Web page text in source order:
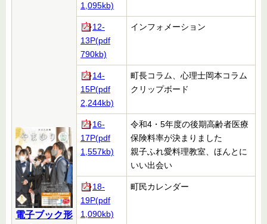
電子ブック形
1,095kb)
12-
13P(pdf
790kb)
インフォメーション
14-
15P(pdf
2,244kb)
町長コラム、心理士岡本コラム
クリップボード
16-
17P(pdf
1,557kb)
令和4・5年度の後期高齢者医療
保険料率が決まりました
親子ふれ愛料理教室、ほんとに
いい出会い
18-
19P(pdf
1,090kb)
町民カレンダー